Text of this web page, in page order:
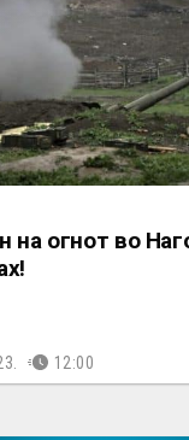
на огнот во
12:00